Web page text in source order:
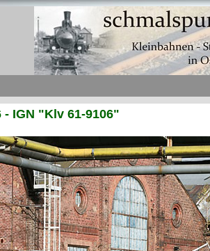
- IGN "Klv 61-9106"